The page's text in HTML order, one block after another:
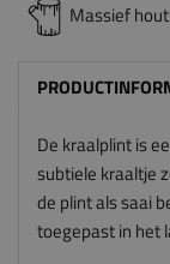
Massief hout
De kraalplint is
subtiele kraaltje
de plint als saai
toegepast in het